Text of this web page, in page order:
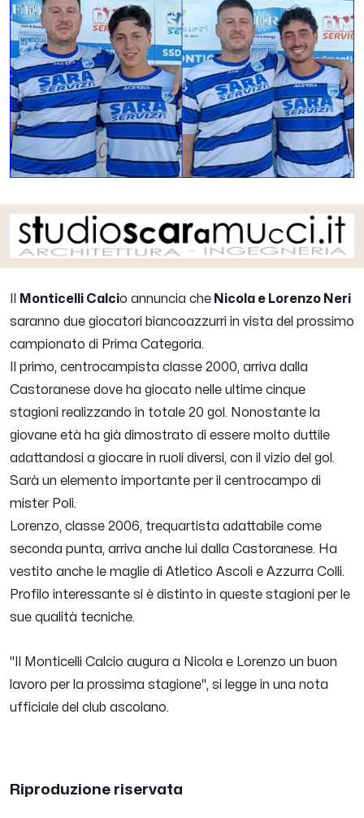
Monticelli Calcio annuncia che Nicola e Lorenzo Neri
saranno due giocatori biancoazzurri in vista del prossimo
campionato di Prima Categoria.
Il primo, centrocampista classe 2000, arriva dalla
Castoranese dove ha giocato nelle ultime cinque
stagioni realizzando in totale 20 gol. Nonostante la
giovane età ha già dimostrato di essere molto duttile
adattandosi a giocare in ruoli diversi, con il vizio del gol.
Sarà un elemento importante per il centrocampo di
mister Poli.
Lorenzo, classe 2006, trequartista adattabile come
seconda punta, arriva anche lui dalla Castoranese. Ha
vestito anche le maglie di Atletico Ascoli e Azzurra Colli.
Profilo interessante si è distinto in queste stagioni per le
sue qualità tecniche.
"Il Monticelli Calcio augura a Nicola e Lorenzo un buon
lavoro per la prossima stagione", si legge in una nota
ufficiale del club ascolano.
Riproduzione riservata